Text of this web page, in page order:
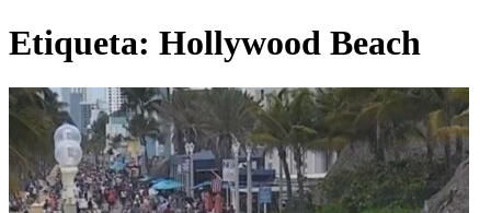
Etiqueta: Hollywood Beach